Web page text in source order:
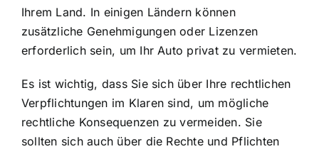
Ihrem Land. In einigen Ländern können
zusätzliche Genehmigungen oder Lizenzen
erforderlich sein, um Ihr Auto privat zu vermieten.
Es ist wichtig, dass Sie sich über Ihre rechtlichen
Verpflichtungen im Klaren sind, um mögliche
rechtliche Konsequenzen zu vermeiden. Sie
sollten sich auch über die Rechte und Pflichten